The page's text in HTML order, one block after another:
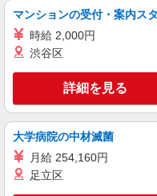
西船橋駅
時給
船橋
派遣社員
株式会社kotrio /●SW-H2-
≪京成船
マンションの受付・案内ス
時給 2,000円
渋谷区
詳細を見る
大学病院の中材滅菌
月給 254,160円
足立区